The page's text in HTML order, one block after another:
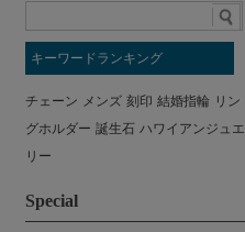
キーワードランキング
チェーン メンズ 刻印 結婚指輪 リン
グホルダー 誕生石 ハワイアンジュエ
リー
Special